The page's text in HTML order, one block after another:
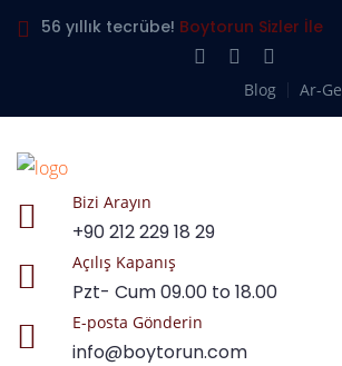
56 yıllık tecrübe! Boytorun Sizler İle
Blog Ar-Ge
Bizi Arayın
+90 212 229 18 29
Açılış Kapanış
Pzt- Cum 09.00 to 18.00
E-posta Gönderin
info@boytorun.com